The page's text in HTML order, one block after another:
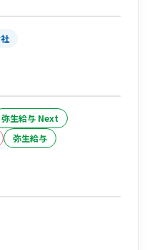
弥生給与 Next
弥生給与